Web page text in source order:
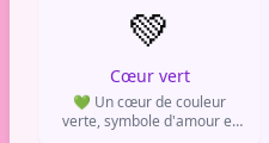
mécontentement, souvent
utilisé sur WhatsApp et dans
les SMS pour montrer qu'on
n'est pas content.
💚
Cœur vert
💚 Un cœur de couleur
verte, symbole d'amour et